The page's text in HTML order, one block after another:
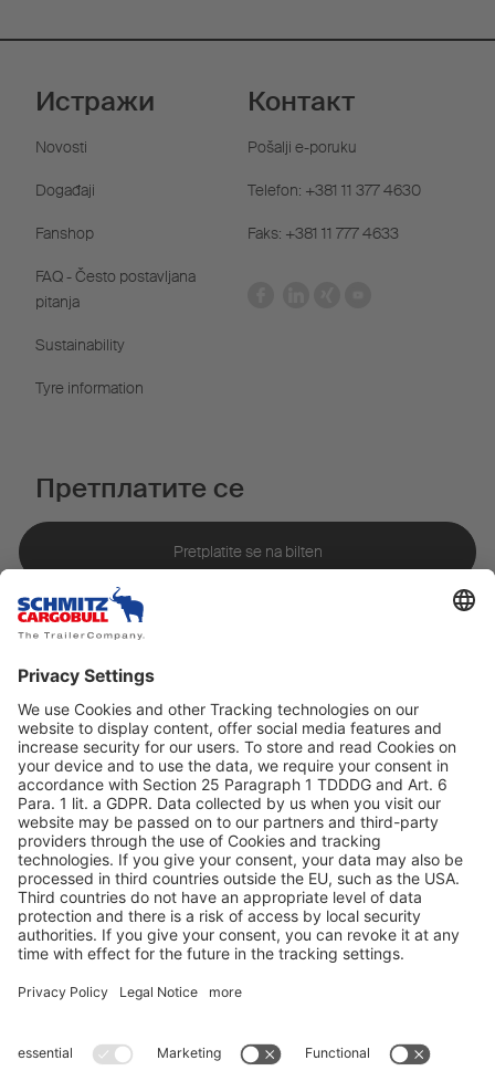
Истражи
Novosti
Događaji
Fanshop
FAQ - Često postavljana
pitanja
Sustainability
Tyre information
Контакт
Pošalji e-poruku
Telefon: +381 11 377 4630
Faks: +381 11 777 4633
Претплатите се